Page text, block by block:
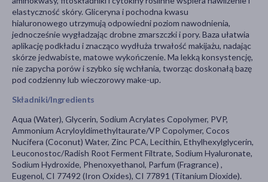
elastyczność skóry. Gliceryna i pochodna kwasu
hialuronowego utrzymują odpowiedni poziom nawodnienia,
jednocześnie wygładzając drobne zmarszczki i pory. Baza ułatwia
aplikację podkładu i znacząco wydłuża trwałość makijażu, nadając
skórze jedwabiste, matowe wykończenie. Ma lekką konsystencję,
nie zapycha porów i szybko się wchłania, tworząc doskonałą bazę
pod codzienny lub wieczorowy make-up.
Składniki/Ingredients
Aqua (Water), Glycerin, Sodium Acrylates Copolymer, PVP,
Ammonium Acryloyldimethyltaurate/VP Copolymer, Cocos
Nucifera (Coconut) Water, Zinc PCA, Lecithin, Ethylhexylglycerin,
Leuconostoc/Radish Root Ferment Filtrate, Sodium Hyaluronate,
Sodium Hydroxide, Phenoxyethanol, Parfum (Fragrance) ,
Eugenol, CI 77492 (Iron Oxides), CI 77891 (Titanium Dioxide).